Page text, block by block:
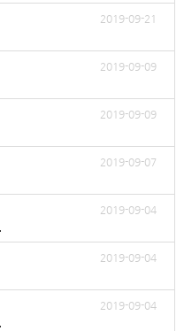
2019-09-21
2019-09-09
2019-09-09
2019-09-07
2019-09-04
2019-09-04
2019-09-04